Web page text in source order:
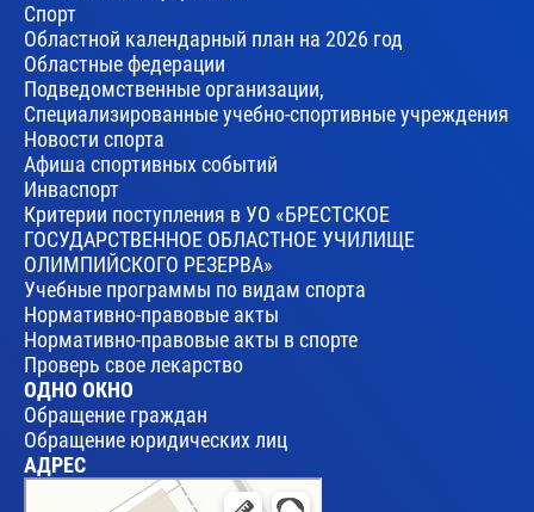
Спорт
Областной календарный план на 2026 год
Областные федерации
Подведомственные организации,
Специализированные учебно-спортивные учреждения
Новости спорта
Афиша спортивных событий
Инваспорт
Критерии поступления в УО «БРЕСТСКОЕ
ГОСУДАРСТВЕННОЕ ОБЛАСТНОЕ УЧИЛИЩЕ
ОЛИМПИЙСКОГО РЕЗЕРВА»
Учебные программы по видам спорта
Нормативно-правовые акты
Нормативно-правовые акты в спорте
Проверь свое лекарство
ОДНО ОКНО
Обращение граждан
Обращение юридических лиц
АДРЕС
Брест
Улица Леваневского, 17 — Яндекс Карты